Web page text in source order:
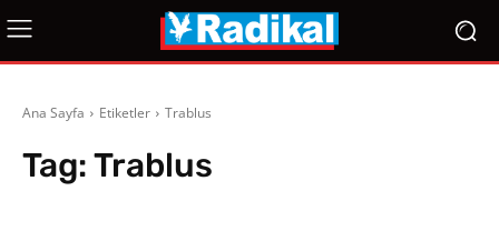
Ana Sayfa Etiketler Trablus
Tag:Trablus